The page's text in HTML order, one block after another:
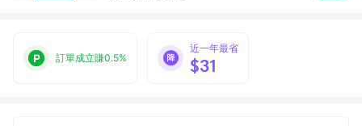
訂單成立賺0.5%
近一年最省
$31